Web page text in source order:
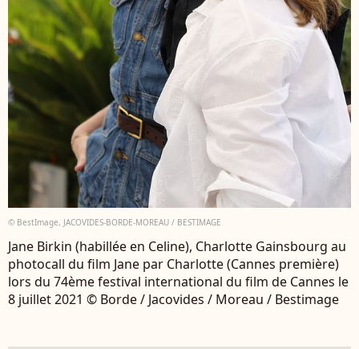
© BestImage, JACOVIDES-BORDE-MOREAU / BESTIMAGE
Jane Birkin (habillée en Celine), Charlotte Gainsbourg au
photocall du film Jane par Charlotte (Cannes première)
lors du 74ème festival international du film de Cannes le
8 juillet 2021 © Borde / Jacovides / Moreau / Bestimage